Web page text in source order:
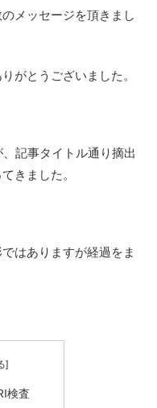
メッセージを頂きまし
がとうございました。
記事タイトル通り摘出
きました。
はありますが経過をま
検査